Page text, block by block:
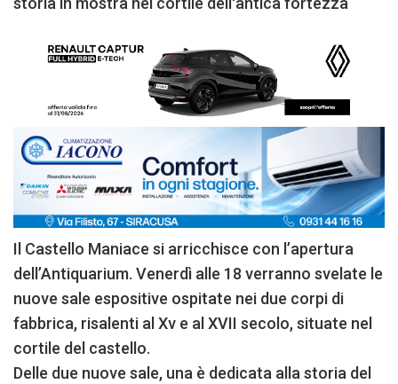
Il Castello Maniace si arricchisce con l’apertura
dell’Antiquarium. Venerdì alle 18 verranno svelate le
nuove sale espositive ospitate nei due corpi di
fabbrica, risalenti al Xv e al XVII secolo, situate nel
cortile del castello.
Delle due nuove sale, una è dedicata alla storia del